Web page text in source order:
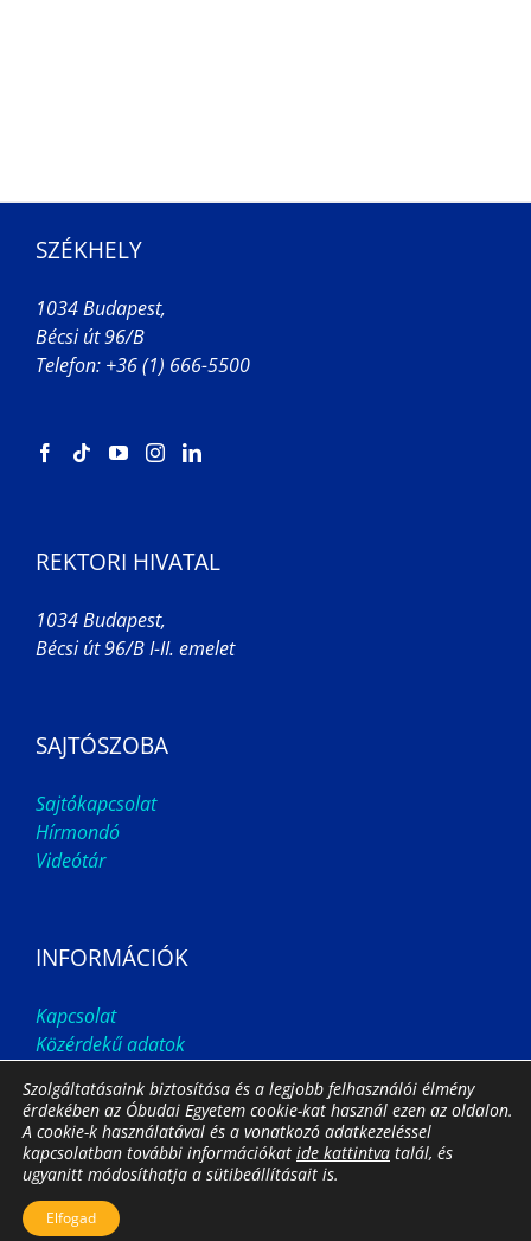
SZÉKHELY
1034 Budapest,
Bécsi út 96/B
Telefon: +36 (1) 666-5500
REKTORI HIVATAL
1034 Budapest,
Bécsi út 96/B I-II. emelet
SAJTÓSZOBA
Sajtókapcsolat
Hírmondó
Videótár
INFORMÁCIÓK
Kapcsolat
Közérdekű adatok
Cookie nyilatkozat
Impresszum
Szolgáltatásaink biztosítása és a legjobb felhasználói élmény
érdekében az Óbudai Egyetem cookie-kat használ ezen az oldalon.
A cookie-k használatával és a vonatkozó adatkezeléssel
kapcsolatban további információkat ide kattintva talál, és
ugyanitt módosíthatja a sütibeállításait is.
Elfogad